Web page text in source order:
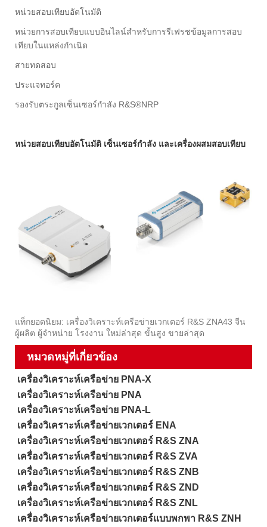
หน่วยสอบเทียบอัตโนมัติ
หน่วยการสอบเทียบแบบอินไลน์สำหรับการรีเฟรชข้อมูลการสอบ
เทียบในแหล่งกำเนิด
สายทดสอบ
ประแจทอร์ค
รองรับตระกูลเซ็นเซอร์กำลัง R&S®NRP
หน่วยสอบเทียบอัตโนมัติ เซ็นเซอร์กำลัง และเครื่องผสมสอบเทียบ
แท็กยอดนิยม: เครื่องวิเคราะห์เครือข่ายเวกเตอร์ R&S ZNA43 จีน
ผู้ผลิต ผู้จำหน่าย โรงงาน ใหม่ล่าสุด ขั้นสูง ขายล่าสุด
หมวดหมู่ที่เกี่ยวข้อง
เครื่องวิเคราะห์เครือข่าย PNA-X
เครื่องวิเคราะห์เครือข่าย PNA
เครื่องวิเคราะห์เครือข่าย PNA-L
เครื่องวิเคราะห์เครือข่ายเวกเตอร์ ENA
เครื่องวิเคราะห์เครือข่ายเวกเตอร์ R&S ZNA
เครื่องวิเคราะห์เครือข่ายเวกเตอร์ R&S ZVA
เครื่องวิเคราะห์เครือข่ายเวกเตอร์ R&S ZNB
เครื่องวิเคราะห์เครือข่ายเวกเตอร์ R&S ZND
เครื่องวิเคราะห์เครือข่ายเวกเตอร์ R&S ZNL
เครื่องวิเคราะห์เครือข่ายเวกเตอร์แบบพกพา R&S ZNH